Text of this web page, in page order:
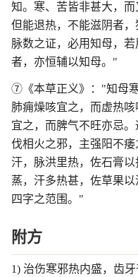
知。寒、苦皆非甚大，
但能退热，不能滋阴者
脉数之证，必用知母，
者，亦恒辅以知母。"
⑦《本草正义》："知母
肺痈燥咳宜之，而虚热
宜之，而脾气不旺亦忌。
伐相火之邪，主强阳不
汗，脉洪里热，佐石膏
蒸，汗多热甚，佐草果
四字之范围。"
附方
1) 治伤寒邪热内盛，齿